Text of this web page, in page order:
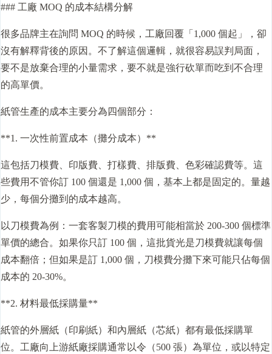
### 工廠 MOQ 的成本結構分解
很多品牌主在詢問 MOQ 的時候，工廠回覆「1,000 個起」，卻
沒有解釋背後的原因。不了解這個邏輯，就很容易誤判局面，
要不是放棄合理的小量需求，要不就是強行砍單而吃到不合理
的高單價。
紙管生產的成本主要分為四個部分：
**1. 一次性前置成本（攤分成本）**
這包括刀模費、印版費、打樣費、排版費、色彩確認費等。這
些費用不管你訂 100 個還是 1,000 個，基本上都是固定的。量越
少，每個分攤到的成本越高。
以刀模費為例：一套客製刀模的費用可能相當於 200-300 個標準
單價的總合。如果你只訂 100 個，這批貨光是刀模費就讓每個
成本翻倍；但如果是訂 1,000 個，刀模費分攤下來可能只佔每個
成本的 20-30%。
**2. 材料最低採購量**
紙管的外層紙（印刷紙）和內層紙（芯紙）都有最低採購單
位。工廠向上游紙廠採購通常以令（500 張）為單位，或以特定